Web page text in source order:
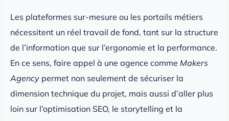
Les plateformes sur-mesure ou les portails métiers
nécessitent un réel travail de fond, tant sur la structure
de l’information que sur l’ergonomie et la performance.
En ce sens, faire appel à une agence comme Makers
Agency permet non seulement de sécuriser la
dimension technique du projet, mais aussi d’aller plus
loin sur l’optimisation SEO, le storytelling et la